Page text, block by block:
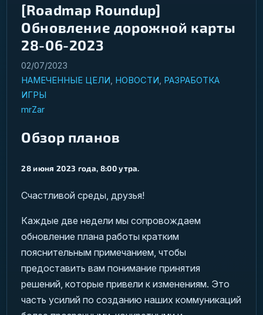
[Roadmap Roundup]
Обновление дорожной карты
28-06-2023
02/07/2023
НАМЕЧЕННЫЕ ЦЕЛИ, НОВОСТИ, РАЗРАБОТКА
ИГРЫ
mrZar
Обзор планов
28 июня 2023 года, 8:00 утра.
Счастливой среды, друзья!
Каждые две недели мы сопровождаем
обновление плана работы кратким
пояснительным примечанием, чтобы
предоставить вам понимание принятия
решений, которые привели к изменениям. Это
часть усилий по созданию наших коммуникаций